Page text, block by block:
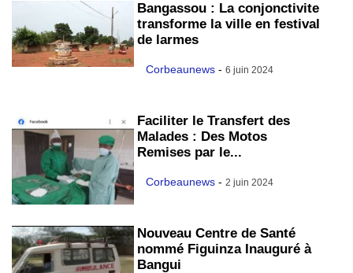
Bangassou : La conjonctivite
transforme la ville en festival
de larmes
Corbeaunews - 6 juin 2024
Faciliter le Transfert des
Malades : Des Motos
Remises par le...
Corbeaunews - 2 juin 2024
Nouveau Centre de Santé
nommé Figuinza Inauguré à
Bangui